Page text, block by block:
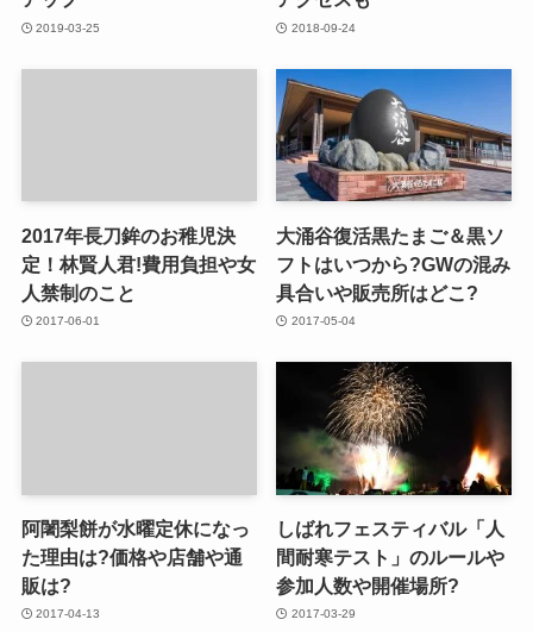
2019-03-25 2018-09-24
2017年長刀鉾のお稚児決
定！林賢人君!費用負担や女
人禁制のこと
2017-06-01
大涌谷復活黒たまご＆黒ソ
フトはいつから?GWの混み
具合いや販売所はどこ?
2017-05-04
阿闍梨餅が水曜定休になっ
た理由は?価格や店舗や通
販は?
2017-04-13
しばれフェスティバル「人
間耐寒テスト」のルールや
参加人数や開催場所?
2017-03-29